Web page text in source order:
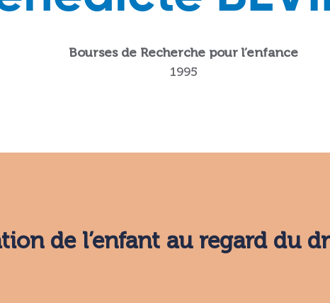
Bourses de Recherche pour l’enfance
1995
de l’enfant au regard du